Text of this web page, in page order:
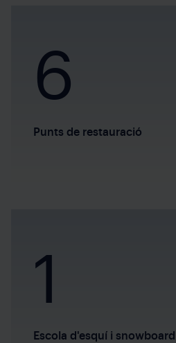
6
Punts de restauració
1
Escola d'esquí i snowboard